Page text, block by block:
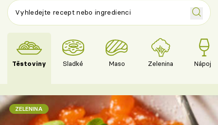
Těstoviny Sladké Maso Zelenina Nápoje
ZELENINA